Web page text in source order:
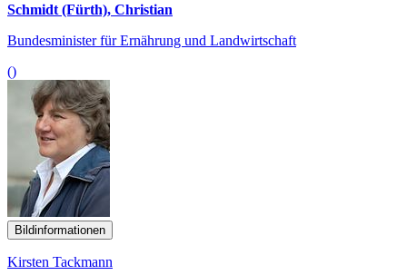
Schmidt (Fürth), Christian
Bundesminister für Ernährung und Landwirtschaft
()
Bildinformationen
Kirsten Tackmann